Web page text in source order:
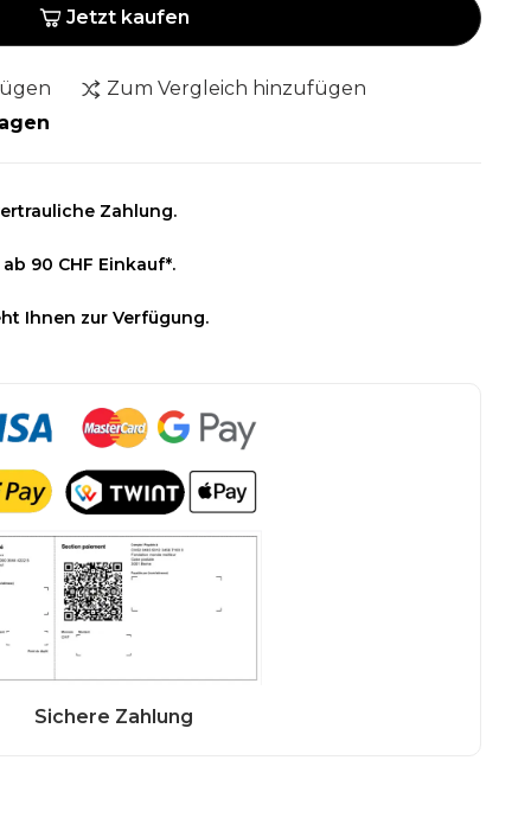
Jetzt kaufen
Zum Vergleich hinzufügen
Zahlung.
90 CHF Einkauf*.
Ihnen zur Verfügung.